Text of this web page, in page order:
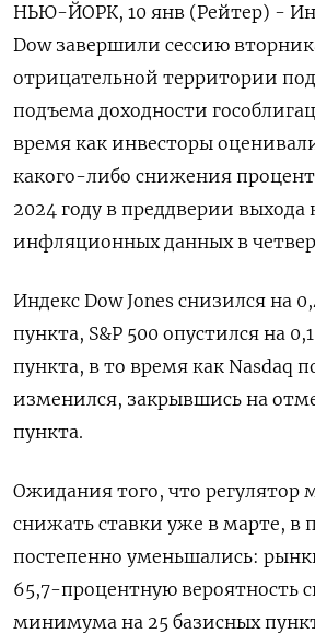
НЬЮ-ЙОРК, 10 янв (Рейтер) -
Dow завершили сессию
отрицательной территории
подъема доходности
время как инвесторы
какого-либо снижения
2024 году в преддверии
инфляционных данных в
Индекс Dow Jones снизился на
пункта, S&P 500 опустился на
пункта​, в то время как ​Nasdaq
изменился, закрывшись на
пункта​.
Ожидания того, что регулятор
снижать ставки уже в марте, в
постепенно уменьшались:
65,7-процентную вероятность
минимума на 25 базисных